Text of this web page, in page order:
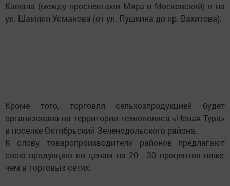
Камала (между проспектами Мира и Московский) и на
ул. Шамиля Усманова (от ул. Пушкина до пр. Вахитова).
Кроме того, торговля сельхозпродукцией будет
организована на территории технополиса «Новая Тура»
в поселке Октябрьский Зеленодольского района.
К слову, товаропроизводители районов предлагают
свою продукцию по ценам на 20 - 30 процентов ниже,
чем в торговых сетях.